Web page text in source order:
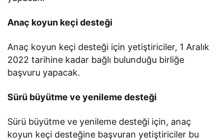
Anaç koyun keçi desteği
Anaç koyun keçi desteği için yetiştiriciler, 1 Aralık
2022 tarihine kadar bağlı bulunduğu birliğe
başvuru yapacak.
Sürü büyütme ve yenileme desteği
Sürü büyütme ve yenileme desteği için, anaç
koyun keçi desteğine başvuran yetiştiriciler bu